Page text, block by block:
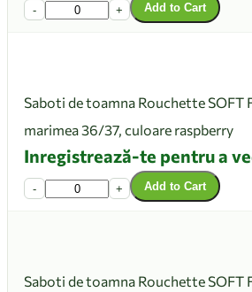
- + Add to Cart
Saboti de toamna Rouchette SOFT
marimea 36/37, culoare raspberry
Inregistrează-te pentru a
- + Add to Cart
Saboti de toamna Rouchette SOFT